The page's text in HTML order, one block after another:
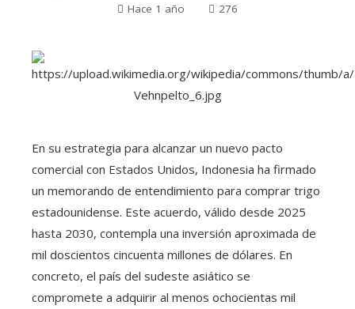
Hace 1 año
276
En su estrategia para alcanzar un nuevo pacto
comercial con Estados Unidos, Indonesia ha firmado
un memorando de entendimiento para comprar trigo
estadounidense. Este acuerdo, válido desde 2025
hasta 2030, contempla una inversión aproximada de
mil doscientos cincuenta millones de dólares. En
concreto, el país del sudeste asiático se
compromete a adquirir al menos ochocientas mil